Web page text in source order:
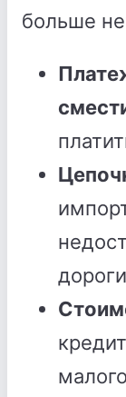
больше
дороги